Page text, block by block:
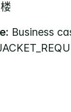
Business